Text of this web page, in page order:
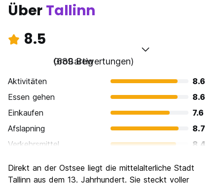
Über Tallinn
8.5
Großartig
(689 Bewertungen)
Aktivitäten
8.6
Essen gehen
8.6
Einkaufen
7.6
Afslapning
8.7
Verkehrsmittel
8.4
Kultur
Direkt an der Ostsee liegt die mittelalterliche Stadt
Tallinn aus dem 13. Jahrhundert. Sie steckt voller